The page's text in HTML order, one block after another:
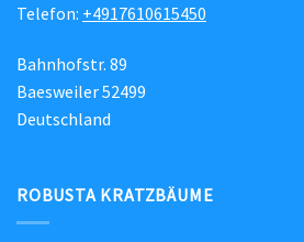
Telefon: +4917610615450
Bahnhofstr. 89
Baesweiler 52499
Deutschland
ROBUSTA KRATZBÄUME